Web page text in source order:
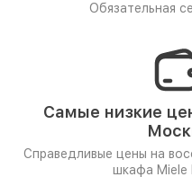
Обязательная
Самые низкие
Справедливые цены на
шкафа Miele